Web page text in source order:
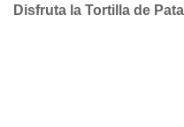
Disfruta la Tortilla de